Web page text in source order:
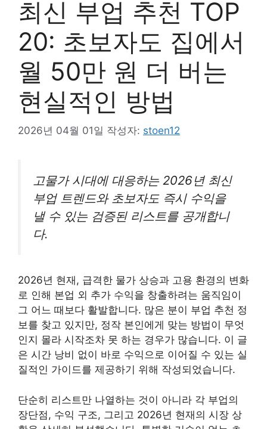
최신 부업 추천 TOP
20: 초보자도 집에서
월 50만 원 더 버는
현실적인 방법
2026년 04월 01일 작성자: stoen12
고물가 시대에 대응하는 2026년 최신
부업 트렌드와 초보자도 즉시 수익을
낼 수 있는 검증된 리스트를 공개합니
다.
2026년 현재, 급격한 물가 상승과 고용 환경의 변화
로 인해 본업 외 추가 수익을 창출하려는 움직임이
그 어느 때보다 활발합니다. 많은 분이 부업 추천 정
보를 찾고 있지만, 정작 본인에게 맞는 방법이 무엇
인지 몰라 시작조차 못 하는 경우가 많습니다. 이 글
은 시간 낭비 없이 바로 수익으로 이어질 수 있는 실
질적인 가이드를 제공하기 위해 작성되었습니다.
단순히 리스트만 나열하는 것이 아니라 각 부업의
장단점, 수익 구조, 그리고 2026년 현재의 시장 상